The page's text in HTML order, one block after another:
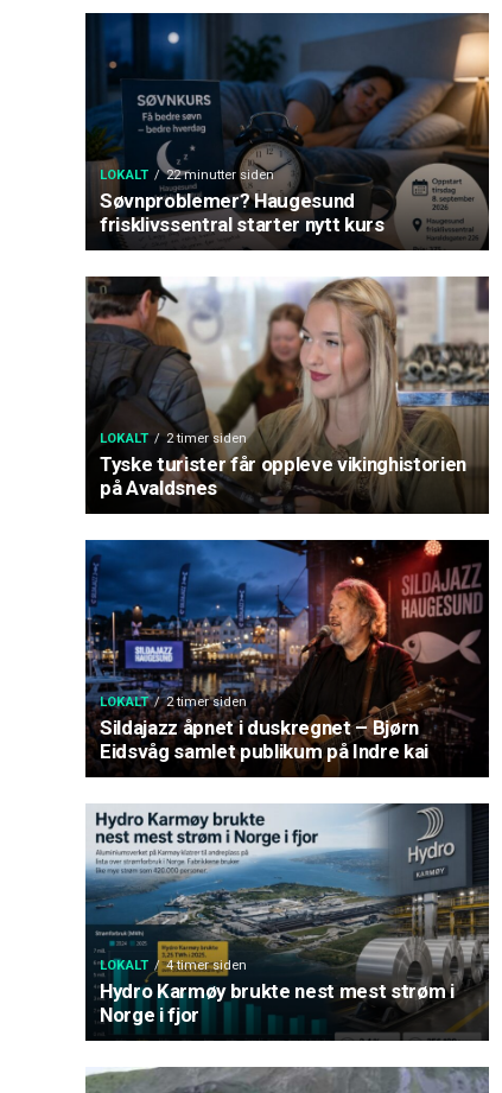
LOKALT 22 minutter siden
Søvnproblemer? Haugesund
frisklivssentral starter nytt kurs
LOKALT 2 timer siden
Tyske turister får oppleve vikinghistorien
på Avaldsnes
LOKALT 2 timer siden
Sildajazz åpnet i duskregnet – Bjørn
Eidsvåg samlet publikum på Indre kai
LOKALT 4 timer siden
Hydro Karmøy brukte nest mest strøm i
Norge i fjor